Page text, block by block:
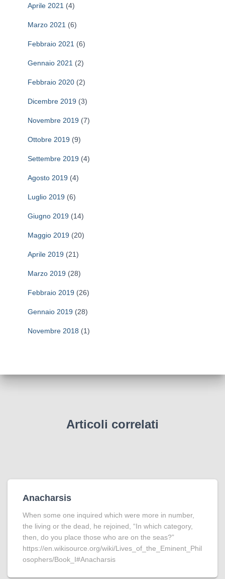
Aprile 2021 (4)
Marzo 2021 (6)
Febbraio 2021 (6)
Gennaio 2021 (2)
Febbraio 2020 (2)
Dicembre 2019 (3)
Novembre 2019 (7)
Ottobre 2019 (9)
Settembre 2019 (4)
Agosto 2019 (4)
Luglio 2019 (6)
Giugno 2019 (14)
Maggio 2019 (20)
Aprile 2019 (21)
Marzo 2019 (28)
Febbraio 2019 (26)
Gennaio 2019 (28)
Novembre 2018 (1)
Articoli correlati
Anacharsis
When some one inquired which were more in number,
the living or the dead, he rejoined, “In which category,
then, do you place those who are on the seas?”
https://en.wikisource.org/wiki/Lives_of_the_Eminent_Phil
osophers/Book_I#Anacharsis